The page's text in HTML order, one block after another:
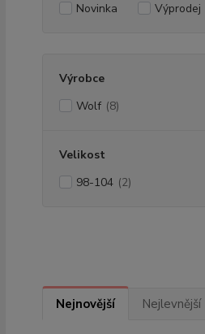
Novinka Výprodej
Výrobce
Wolf (8)
Velikost
98-104 (2)
Nejnovější Nejlevnější